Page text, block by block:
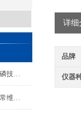
从监测到治理：COD氨氮总磷技术的双领域实战解析
COD氨氮总磷水质检测仪日常维护与试剂管理，降低故障率就靠这几招
详细
品牌
仪器